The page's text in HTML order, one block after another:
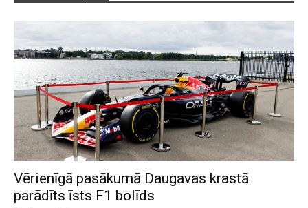
Vērienīgā pasākumā Daugavas krastā
parādīts īsts F1 bolīds